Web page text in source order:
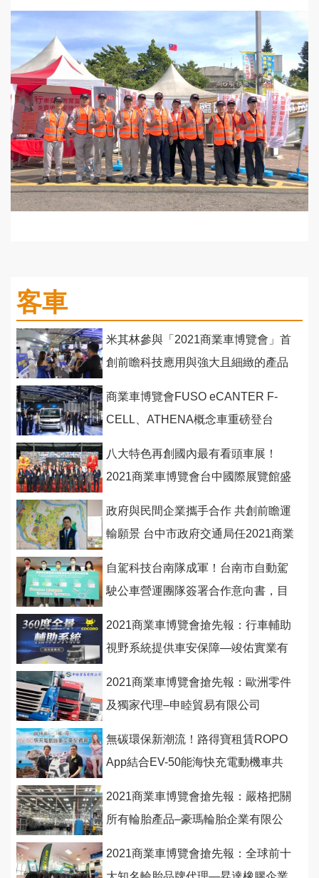
客車
米其林參與「2021商業車博覽會」首
創前瞻科技應用與強大且細緻的產品
商業車博覽會FUSO eCANTER F-
CELL、ATHENA概念車重磅登台
八大特色再創國內最有看頭車展！
2021商業車博覽會台中國際展覽館盛
政府與民間企業攜手合作 共創前瞻運
輸願景 台中市政府交通局任2021商業
自駕科技台南隊成軍！台南市自動駕
駛公車營運團隊簽署合作意向書，目
2021商業車博覽會搶先報：行車輔助
視野系統提供車安保障—竣佑實業有
2021商業車博覽會搶先報：歐洲零件
及獨家代理–申睦貿易有限公司
無碳環保新潮流！路得寶租賃ROPO
App結合EV-50能海快充電動機車共
2021商業車博覽會搶先報：嚴格把關
所有輪胎產品–豪瑪輪胎企業有限公
2021商業車博覽會搶先報：全球前十